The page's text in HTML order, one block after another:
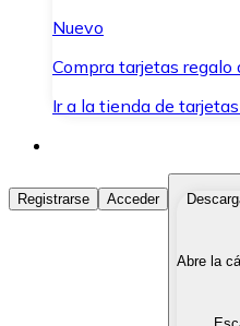
Nuevo
Compra tarjetas
Ir a la tienda de
Comprar
Compra
Vende tus
Registrarse Acceder
Abre la